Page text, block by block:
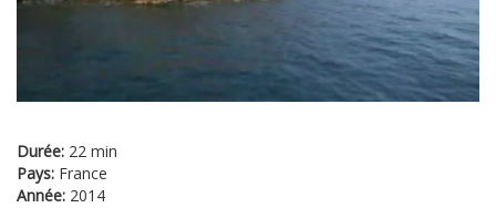
Durée: 22 min
Pays: France
Année: 2014